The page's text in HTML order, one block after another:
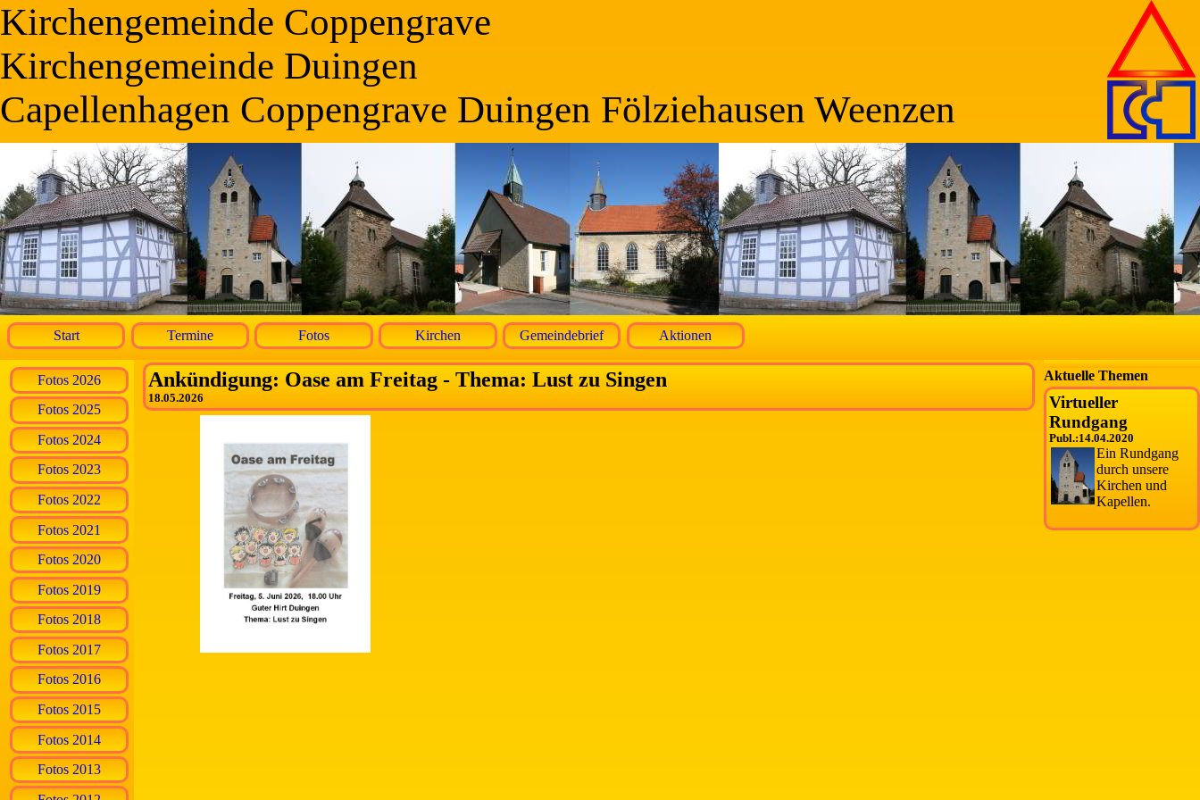
Kirchengemeinde Coppengrave
Kirchengemeinde Duingen
Capellenhagen Coppengrave Duingen Fölziehausen Weenzen
Start Termine Fotos Kirchen Gemeindebrief Aktionen
Fotos 2026
Fotos 2025
Fotos 2024
Fotos 2023
Fotos 2022
Fotos 2021
Fotos 2020
Fotos 2019
Fotos 2018
Fotos 2017
Fotos 2016
Fotos 2015
Fotos 2014
Fotos 2013
Aktuelle Themen
Virtueller
Rundgang
Publ.:14.04.2020
Ein Rundgang
durch unsere
Kirchen und
Kapellen.
Ankündigung: Oase am Freitag - Thema: Lust zu Singen
18.05.2026